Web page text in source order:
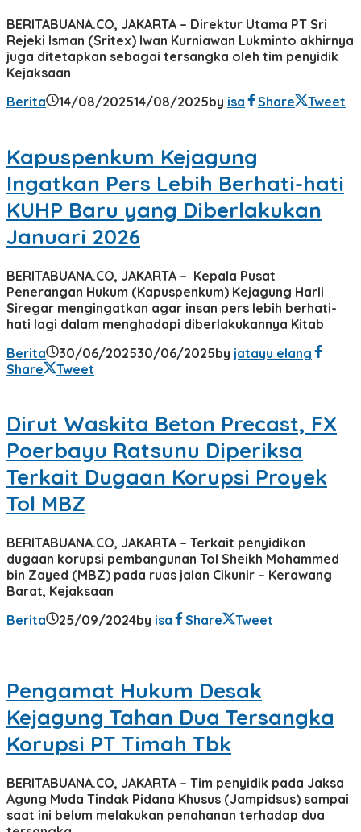
BERITABUANA.CO, JAKARTA – Direktur Utama PT Sri
Rejeki Isman (Sritex) Iwan Kurniawan Lukminto akhirnya
juga ditetapkan sebagai tersangka oleh tim penyidik
Kejaksaan
Berita
14/08/202514/08/2025by isa Share Tweet
Kapuspenkum Kejagung
Ingatkan Pers Lebih Berhati-hati
KUHP Baru yang Diberlakukan
Januari 2026
BERITABUANA.CO, JAKARTA – Kepala Pusat
Penerangan Hukum (Kapuspenkum) Kejagung Harli
Siregar mengingatkan agar insan pers lebih berhati-
hati lagi dalam menghadapi diberlakukannya Kitab
Berita
30/06/202530/06/2025by jatayu elang
Share
Tweet
Dirut Waskita Beton Precast, FX
Poerbayu Ratsunu Diperiksa
Terkait Dugaan Korupsi Proyek
Tol MBZ
BERITABUANA.CO, JAKARTA – Terkait penyidikan
dugaan korupsi pembangunan Tol Sheikh Mohammed
bin Zayed (MBZ) pada ruas jalan Cikunir – Kerawang
Barat, Kejaksaan
Berita
25/09/2024by isa Share Tweet
Pengamat Hukum Desak
Kejagung Tahan Dua Tersangka
Korupsi PT Timah Tbk
BERITABUANA.CO, JAKARTA – Tim penyidik pada Jaksa
Agung Muda Tindak Pidana Khusus (Jampidsus) sampai
saat ini belum melakukan penahanan terhadap dua